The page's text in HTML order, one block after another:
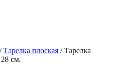
/Тарелка плоская /Тарелка
см.